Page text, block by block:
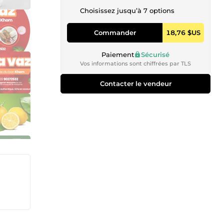
Choisissez jusqu’à 7 options
Commander 18,76 $US
Paiement Sécurisé
Vos informations sont chiffrées par TLS
Contacter le vendeur